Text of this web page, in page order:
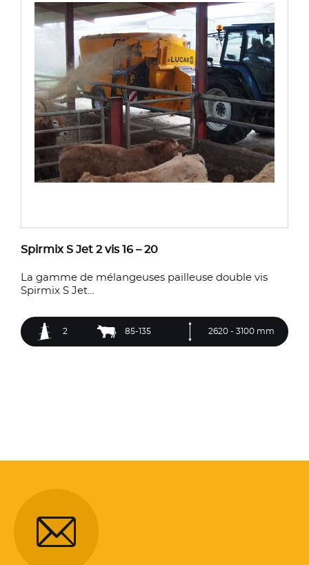
Spirmix S Jet 2 vis 16 – 20
La gamme de mélangeuses pailleuse double vis
Spirmix S Jet…
2 85-135 2620 - 3100 mm